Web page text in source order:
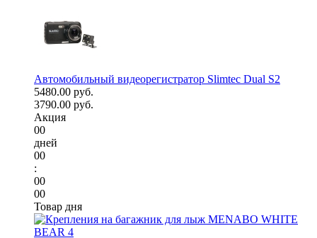
Автомобильный видеорегистратор Slimtec Dual S2
5480.00 руб.
3790.00 руб.
Акция
00
дней
00
:
00
00
Товар дня